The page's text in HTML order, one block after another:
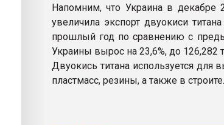
Напомним, что Украина в
увеличила экспорт двуокиси
прошлый год по сравнению с
Украины вырос на 23,6%, до 126,282
Двуокись титана используется для
пластмасс, резины, а также в